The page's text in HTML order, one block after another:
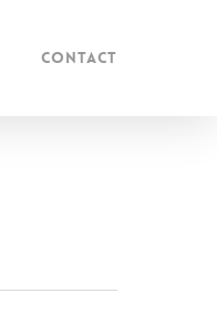
Contact